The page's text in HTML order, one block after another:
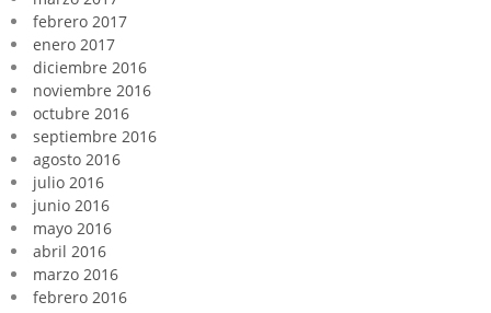
febrero 2017
enero 2017
diciembre 2016
noviembre 2016
octubre 2016
septiembre 2016
agosto 2016
julio 2016
junio 2016
mayo 2016
abril 2016
marzo 2016
febrero 2016